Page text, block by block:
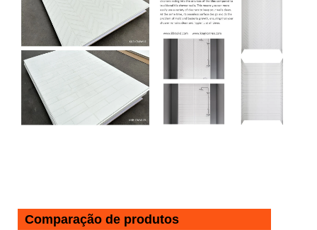
Comparação de produtos